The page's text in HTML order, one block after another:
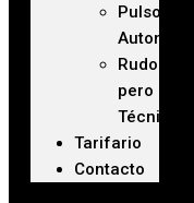
Pulso
Automotriz
Rudo
pero
Técnico
Tarifario
Contacto